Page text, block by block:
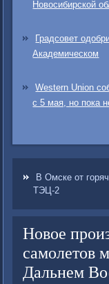
Новосибирской
Градсовет
Академическом
Western Union
с 5 мая, но пока
В Омске от
ТЭЦ-2
Новое
самолетов
Дальнем